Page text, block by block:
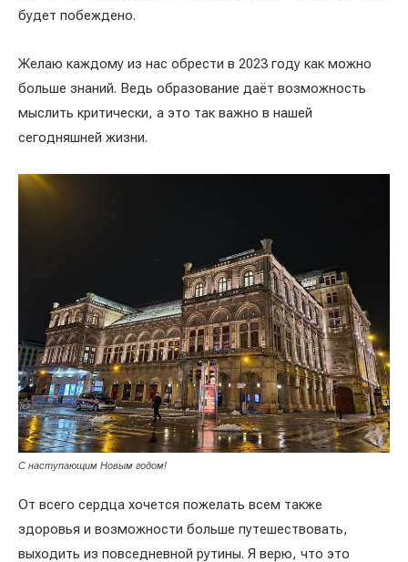
будет побеждено.
Желаю каждому из нас обрести в 2023 году как можно
больше знаний. Ведь образование даёт возможность
мыслить критически, а это так важно в нашей
сегодняшней жизни.
С наступающим Новым годом!
От всего сердца хочется пожелать всем также
здоровья и возможности больше путешествовать,
выходить из повседневной рутины. Я верю, что это